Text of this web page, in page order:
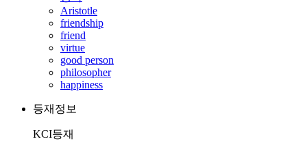
Aristotle
friendship
friend
virtue
good person
philosopher
happiness
등재정보
KCI등재